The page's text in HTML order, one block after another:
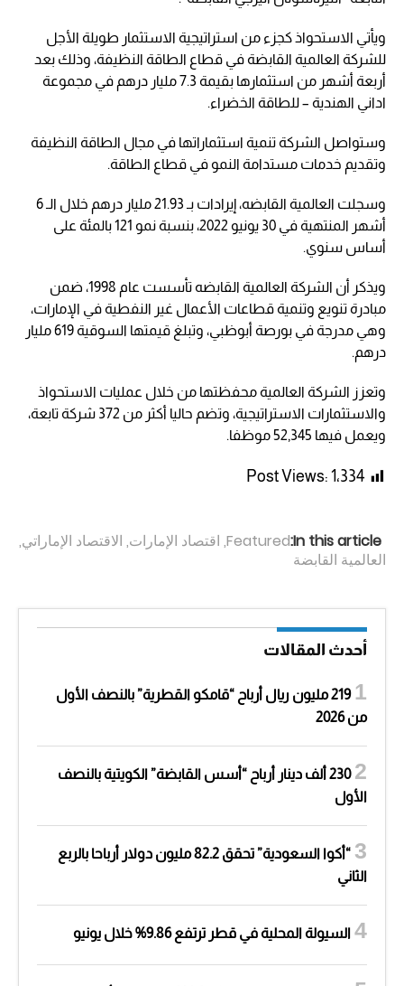
ويأتي الاستحواذ كجزء من استراتيجية الاستثمار طويلة الأجل
للشركة العالمية القابضة في قطاع الطاقة النظيفة، وذلك بعد
أربعة أشهر من استثمارها بقيمة 7.3 مليار درهم في مجموعة
اداني الهندية – للطاقة الخضراء.
وستواصل الشركة تنمية استثماراتها في مجال الطاقة النظيفة
وتقديم خدمات مستدامة النمو في قطاع الطاقة.
وسجلت العالمية القابضه، إيرادات بـ 21.93 مليار درهم خلال الـ 6
أشهر المنتهية في 30 يونيو 2022، بنسبة نمو 121 بالمئة على
أساس سنوي.
ويذكر أن الشركة العالمية القابضه تأسست عام 1998، ضمن
مبادرة تنويع وتنمية قطاعات الأعمال غير النفطية في الإمارات،
وهي مدرجة في بورصة أبوظبي، وتبلغ قيمتها السوقية 619 مليار
درهم.
وتعزز الشركة العالمية محفظتها من خلال عمليات الاستحواذ
والاستثمارات الاستراتيجية، وتضم حاليا أكثر من 372 شركة تابعة،
ويعمل فيها 52,345 موظفا.
Post Views: 1٬334
In this article:
Featured
, اقتصاد الإمارات, الاقتصاد الإماراتي,
العالمية القابضة
أحدث المقالات
219 مليون ريال أرباح “قامكو القطرية” بالنصف الأول
من 2026
230 ألف دينار أرباح “أسس القابضة” الكويتية بالنصف
الأول
“أكوا السعودية” تحقق 82.2 مليون دولار أرباحا بالربع
الثاني
السيولة المحلية في قطر ترتفع 9.86% خلال يونيو